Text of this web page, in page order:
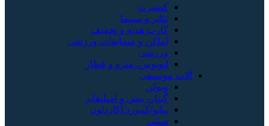
کنسرت
تئاتر و سینما
کارت هدیه و تخفیف
اماکن و مسابقات ورزشی
ورزشی
اتوبوس، مترو و قطار
آلات موسیقی
ویولن
گیتار، بیس و امپلیفایر
پیانو/کیبورد/آکاردئون
سنتی